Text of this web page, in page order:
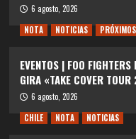
6 agosto, 2026
NOTA
NOTICIAS
EVENTOS | FOO
GIRA «TAKE COVER
6 agosto, 2026
CHILE
NOTA NOTICIAS